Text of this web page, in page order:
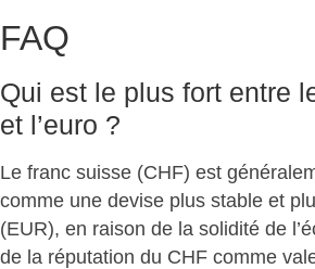
FAQ
Qui est le plus fort entre
et l’euro ?
Le franc suisse (CHF) est
comme une devise plus stable et
(EUR), en raison de la solidité de
de la réputation du CHF comme